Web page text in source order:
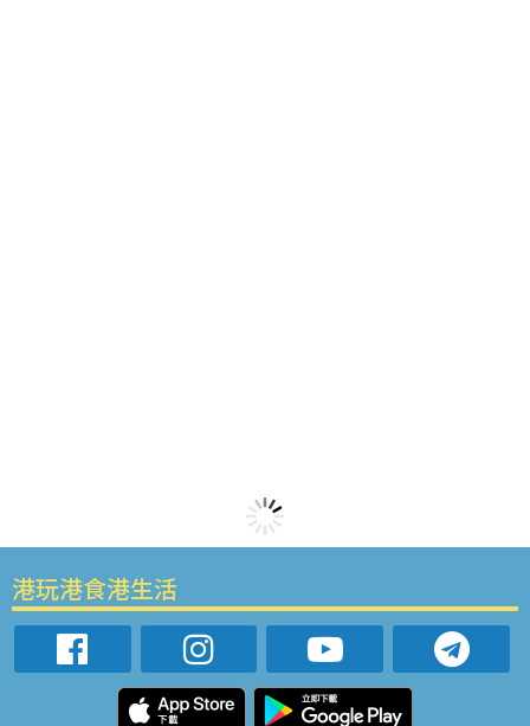
港玩港食港生活